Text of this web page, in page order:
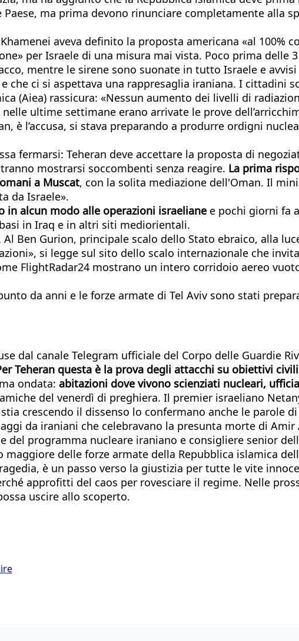
ma prima devono rinunciare completamente alla
aveva definito la proposta americana «al 100%
per Israele di una misura mai vista. Poco prima delle
mentre le sirene sono suonate in tutto Israele e
che ci si aspettava una rappresaglia iraniana. I
(Aiea) rassicura: «Nessun aumento dei livelli di
ultime settimane erano arrivate le prove
è l’accusa, si stava preparando a produrre ordigni
fermarsi: Teheran deve accettare la proposta di
mostrarsi soccombenti senza reagire. La prima
a Muscat, con la solita mediazione dell'Oman. Il
da Israele».
in alcun modo alle operazioni israeliane e pochi giorni fa
in Iraq e in altri siti mediorientali.
Al Ben Gurion, principale scalo dello Stato ebraico, alla
si legge sul sito dello scalo internazionale che
FlightRadar24 mostrano un intero corridoio aereo
da anni e le forze armate di Tel Aviv sono stati
dal canale Telegram ufficiale del Corpo delle Guardie
Teheran questa è la prova degli attacchi su obiettivi civili
ondata: abitazioni dove vivono scienziati nucleari,
del venerdì di preghiera. Il premier israeliano
crescendo il dissenso lo confermano anche le parole
da iraniani che celebravano la presunta morte di
del programma nucleare iraniano e consigliere senior
delle forze armate della Repubblica islamica
è un passo verso la giustizia per tutte le vite
approfitti del caos per rovesciare il regime. Nelle
uscire allo scoperto.